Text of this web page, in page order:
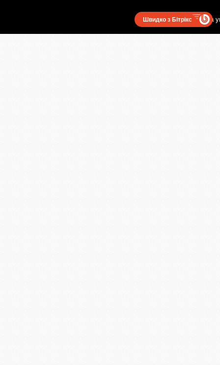
Користувацька
Швидко з Бітрікс